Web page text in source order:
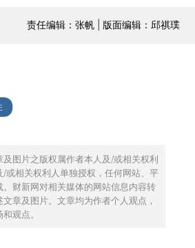
责任编辑：张帆 | 版面编辑：邱祺璞
图片之版权属作者本人及/或相关权利
/或相关权利人单独授权，任何网站、平
财新网对相关媒体的网站信息内容转
章及图片。文章均为作者个人观点，
观点。